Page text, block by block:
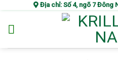
content
Địa chỉ: Số 4, ngõ 7 Đông